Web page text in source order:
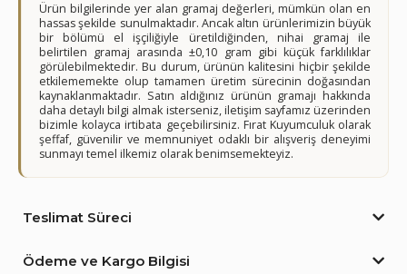
Ürün bilgilerinde yer alan gramaj değerleri, mümkün olan en
hassas şekilde sunulmaktadır. Ancak altın ürünlerimizin büyük
bir bölümü el işçiliğiyle üretildiğinden, nihai gramaj ile
belirtilen gramaj arasında ±0,10 gram gibi küçük farklılıklar
görülebilmektedir. Bu durum, ürünün kalitesini hiçbir şekilde
etkilememekte olup tamamen üretim sürecinin doğasından
kaynaklanmaktadır. Satın aldığınız ürünün gramajı hakkında
daha detaylı bilgi almak isterseniz, iletişim sayfamız üzerinden
bizimle kolayca irtibata geçebilirsiniz. Fırat Kuyumculuk olarak
şeffaf, güvenilir ve memnuniyet odaklı bir alışveriş deneyimi
sunmayı temel ilkemiz olarak benimsemekteyiz.
Teslimat Süreci
Ödeme ve Kargo Bilgisi